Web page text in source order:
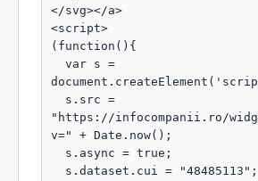
</svg></a>
<script>
(function(){
"https://infocompanii.ro/
v=" + Date.now();